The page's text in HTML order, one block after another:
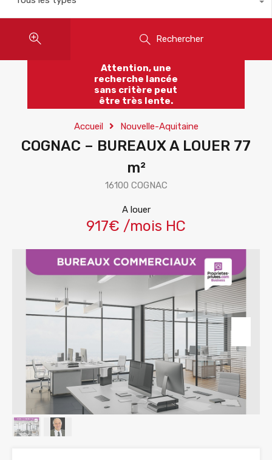
Rechercher
Attention, une
recherche lancée
sans critère peut
être très lente.
Accueil Nouvelle-Aquitaine
COGNAC – BUREAUX A LOUER 77
m²
16100 COGNAC
A louer
917€ /mois HC